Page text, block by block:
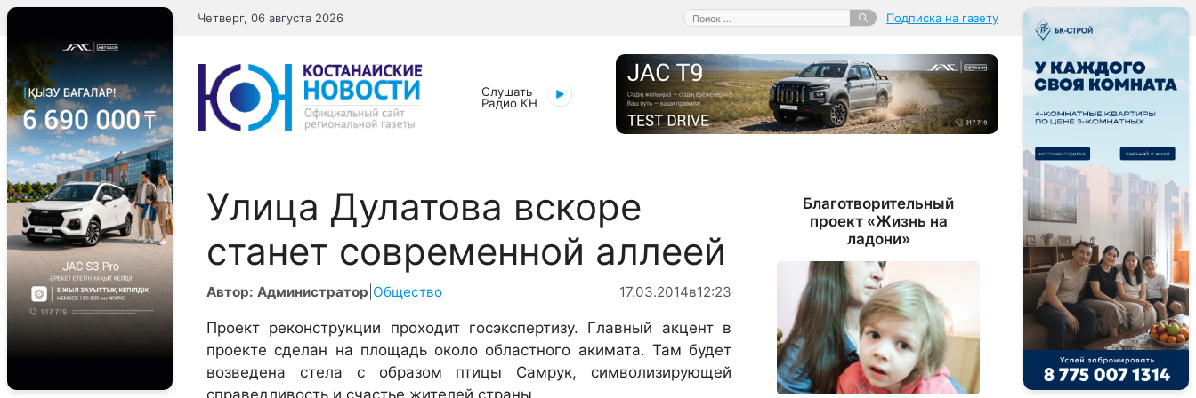
Перейти
к
содержимому
Поиск:
Четверг, 06 августа 2026 Подписка на газету
Слушать
Радио КН
Улица Дулатова вскоре
станет современной аллеей
Автор: Администратор Общество 17.03.2014в12:23
Проект реконструкции проходит гос­экспертизу. Главный акцент в
проекте сделан на площадь около областного акимата. Там будет
возведена стела с образом птицы Самрук, символизирующей
справедливость и счастье жителей страны.
Благотворительный
проект «Жизнь на
ладони»